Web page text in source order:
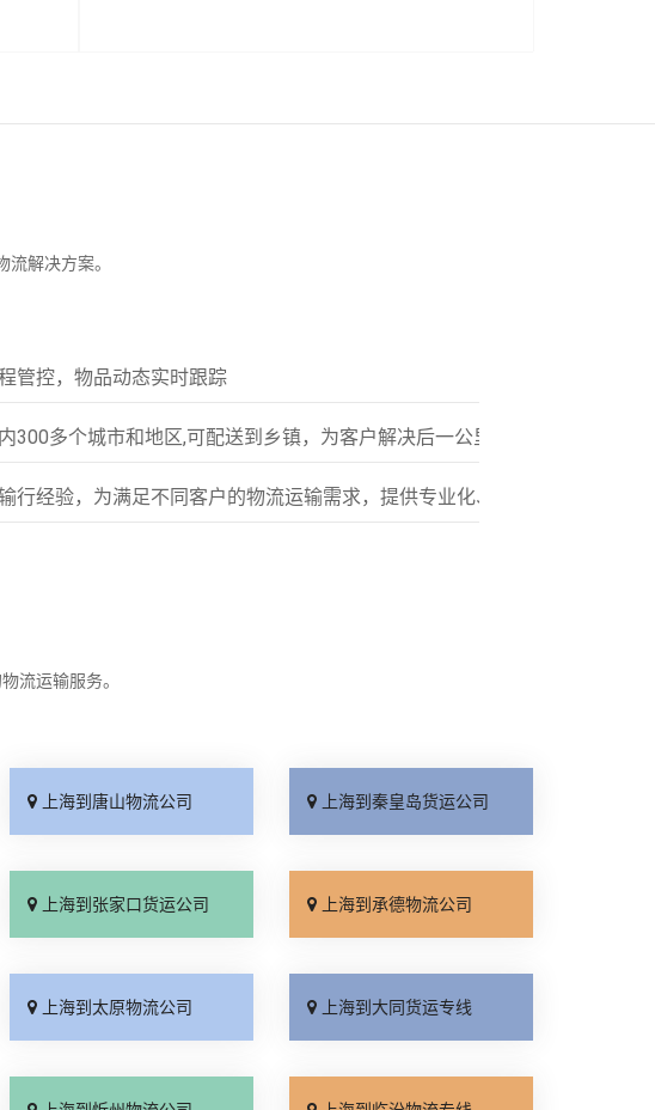
解决方案。
管控，物品动态实时跟踪
300多个城市和地区,可配送到乡镇，为客户解决后一公里配送服务
行经验，为满足不同客户的物流运输需求，提供专业化、标准化的多元服务
流运输服务。
上海到唐山物流公司 上海到秦皇岛货运公司
上海到张家口货运公司 上海到承德物流公司
上海到太原物流公司 上海到大同货运专线